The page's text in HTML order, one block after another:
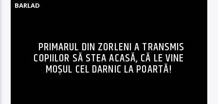
BARLAD
PRIMARUL DIN ZORLENI A TRANSMIS
COPIILOR SĂ STEA ACASĂ, CĂ LE VINE
MOȘUL CEL DARNIC LA POARTĂ!